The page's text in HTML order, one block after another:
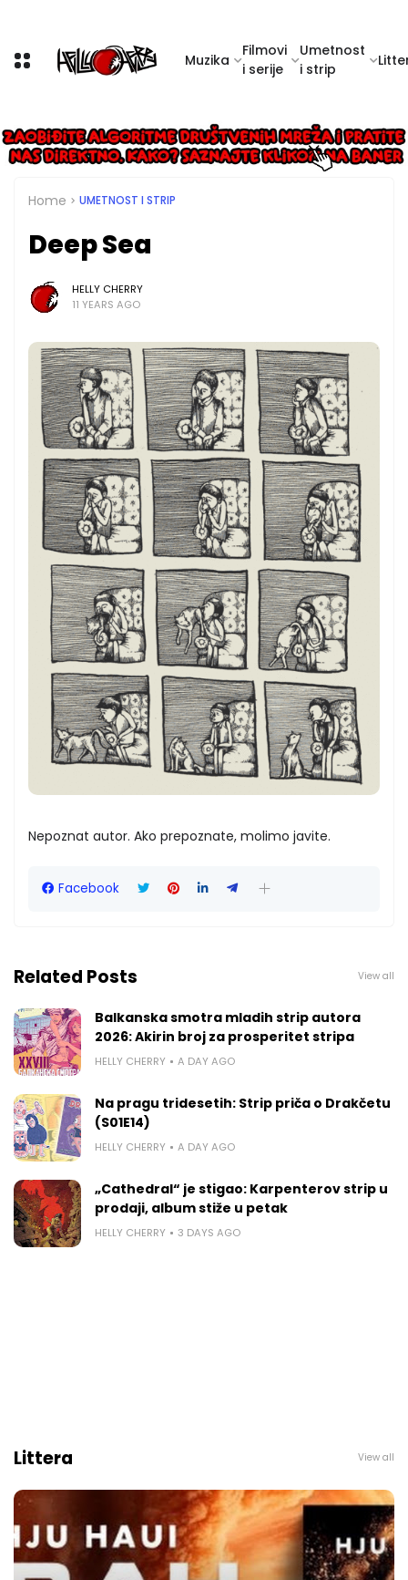
Muzika
Filmovi
i serije
Umetnost
i strip
Home UMETNOST I STRIP
Deep Sea
HELLY CHERRY
11 YEARS AGO
Nepoznat autor. Ako prepoznate, molimo javite.
Facebook
Related Posts View all
Balkanska smotra mladih strip autora
2026: Akirin broj za prosperitet stripa
HELLY CHERRY A DAY AGO
Na pragu tridesetih: Strip priča o Drakčetu
(S01E14)
HELLY CHERRY A DAY AGO
„Cathedral“ je stigao: Karpenterov strip u
prodaji, album stiže u petak
HELLY CHERRY 3 DAYS AGO
Littera View all